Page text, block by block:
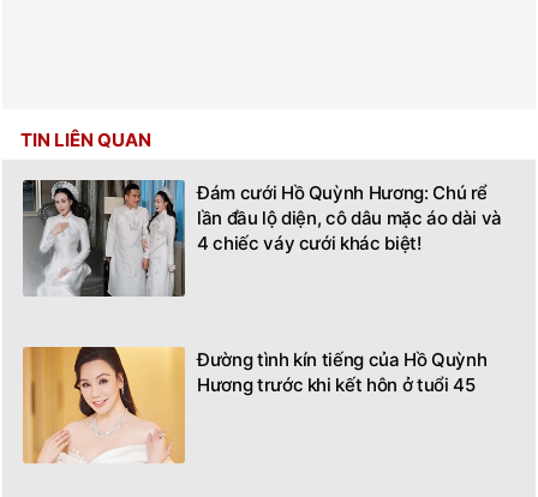
TIN LIÊN QUAN
Đám cưới Hồ Quỳnh Hương: Chú rể
lần đầu lộ diện, cô dâu mặc áo dài và
4 chiếc váy cưới khác biệt!
Đường tình kín tiếng của Hồ Quỳnh
Hương trước khi kết hôn ở tuổi 45